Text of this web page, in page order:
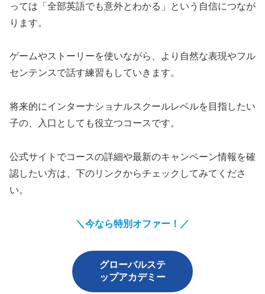
っては「全部英語でも意外とわかる」という自信につなが
ります。
ゲームやストーリーを使いながら、より自然な表現やフル
センテンスで話す練習もしていきます。
将来的にインターナショナルスクールレベルを目指したい
子の、入口としても役立つコースです。
公式サイトでコースの詳細や最新のキャンペーン情報を確
認したい方は、下のリンクからチェックしてみてくださ
い。
＼今なら特別オファー！／
グローバルステ
ップアカデミー